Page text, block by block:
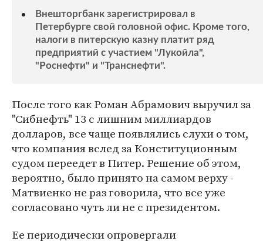
Внешторгбанк зарегистрировал в
Петербурге свой головной офис. Кроме того,
налоги в питерскую казну платит ряд
предприятий с участием "Лукойла",
"Роснефти" и "Транснефти".
После того как Роман Абрамович выручил за
"Сибнефть" 13 с лишним миллиардов
долларов, все чаще появлялись слухи о том,
что компания вслед за Конституционным
судом переедет в Питер. Решение об этом,
вероятно, было принято на самом верху -
Матвиенко не раз говорила, что все уже
согласовано чуть ли не с президентом.
Ее периодически опровергали